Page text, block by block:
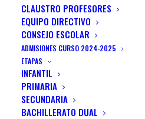
CLAUSTRO PROFESORES
EQUIPO DIRECTIVO
CONSEJO ESCOLAR
ADMISIONES CURSO 2024-2025
ETAPAS
INFANTIL
PRIMARIA
SECUNDARIA
BACHILLERATO DUAL
SHOW ALL